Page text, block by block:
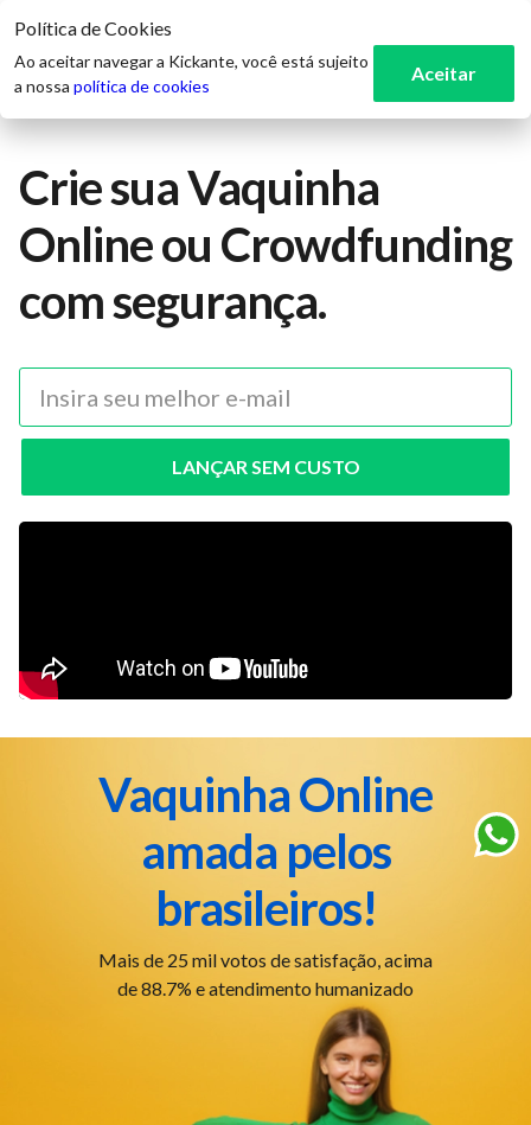
Crie sua Vaquinha
Online ou Crowdfunding
com segurança.
LANÇAR SEM CUSTO
Vaquinha Online
amada pelos
brasileiros!
Mais de 25 mil votos de satisfação, acima
de 88.7% e atendimento humanizado
Política de Cookies
Ao aceitar navegar a Kickante, você está sujeito
a nossa política de cookies
Aceitar